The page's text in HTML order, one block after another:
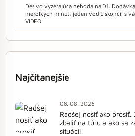
Desivo vyzerajúca nehoda na D1.
niekoľkých minút, jeden vodič skončil s
VIDEO
Najčítanejšie
08. 08. 2026
Radšej nosiť ako
zbaliť na túru a ako sa
situácii